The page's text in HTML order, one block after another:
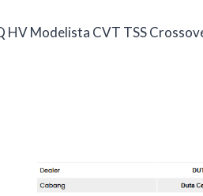
HV Modelista CVT TSS